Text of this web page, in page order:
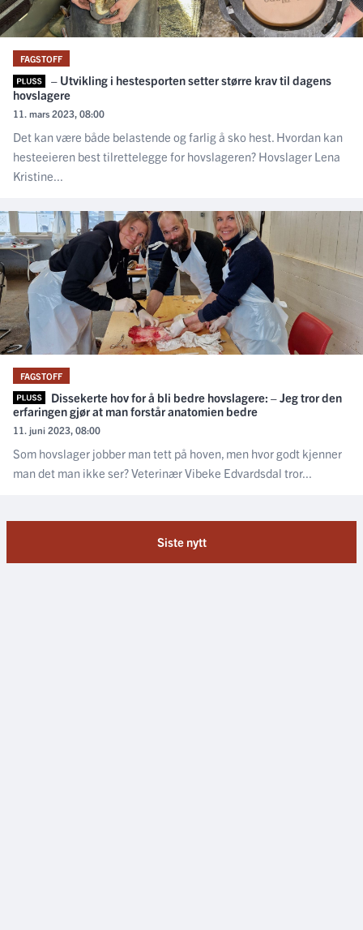
FAGSTOFF
– Utvikling i hestesporten setter større krav til dagens
hovslagere
11. mars 2023, 08:00
Det kan være både belastende og farlig å sko hest. Hvordan kan
hesteeieren best tilrettelegge for hovslageren? Hovslager Lena
Kristine...
FAGSTOFF
Dissekerte hov for å bli bedre hovslagere: – Jeg tror den
erfaringen gjør at man forstår anatomien bedre
11. juni 2023, 08:00
Som hovslager jobber man tett på hoven, men hvor godt kjenner
man det man ikke ser? Veterinær Vibeke Edvardsdal tror...
Siste nytt